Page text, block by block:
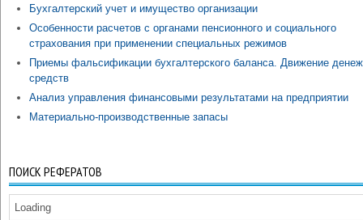
Бухгалтерский учет и имущество организации
Особенности расчетов с органами пенсионного и социального
страхования при применении специальных режимов
Приемы фальсификации бухгалтерского баланса. Движение
средств
Анализ управления финансовыми результатами на предприятии
Материально-производственные запасы
ПОИСК РЕФЕРАТОВ
Loading